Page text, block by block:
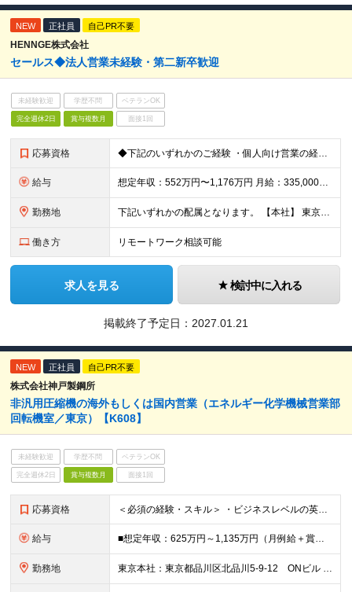
NEW 正社員 自己PR不要
HENNGE株式会社
セールス◆法人営業未経験・第二新卒歓迎
未経験歓迎 学歴不問 ベテランOK
完全週休2日 賞与複数月 面接1回
応募資格 ◆下記のいずれかのご経験 ・個人向け営業の経験2年以上 ・法人向け営業1年以上2年未満
給与 想定年収：552万円〜1,176万円 月給：335,000円〜735,000円 （うち固定残業代45,000円〜86,000円／20時間分を含む） ※20時間を超える時間外労働分は別途支給 昇給：年1
勤務地 下記いずれかの配属となります。 【本社】 東京都渋谷区南平台町16-28 Daiwa渋谷スクエア ・名古屋オフィス ・大阪オフィス ・福岡オフィス ※東京／大阪で積極採用中となります。 (変更
働き方 リモートワーク相談可能
求人を見る 検討中に入れる
掲載終了予定日： 2027.01.21
NEW 正社員 自己PR不要
株式会社神戸製鋼所
非汎用圧縮機の海外もしくは国内営業（エネルギー化学機械営業部
回転機室／東京）【K608】
未経験歓迎 学歴不問 ベテランOK
完全週休2日 賞与複数月 面接1回
応募資格 ＜必須の経験・スキル＞ ・ビジネスレベルの英会話力（目安：TOEIC600点以上。点数は目安であり、実務経験や英語への抵抗感のなさを重視します） ・社内外問わず折衝経験をお持ちの方（法人営業やソリュー
給与 ■想定年収：625万円～1,135万円（月例給＋賞与＋諸手当） ※残業手当は残業時間に応じて支給 ※試用期間2ヶ月あり（期間中の労働条件変更無）
勤務地 東京本社：東京都品川区北品川5-9-12 ONビル ※(変更の範囲)業務の都合等により会社の定める事業所への異動を命じることがあります。